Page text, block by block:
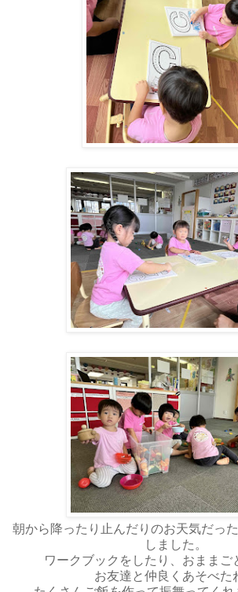
朝から降ったり止んだりのお天気だっ
しました。
ワークブックをしたり、おままご
お友達と仲良くあそべた